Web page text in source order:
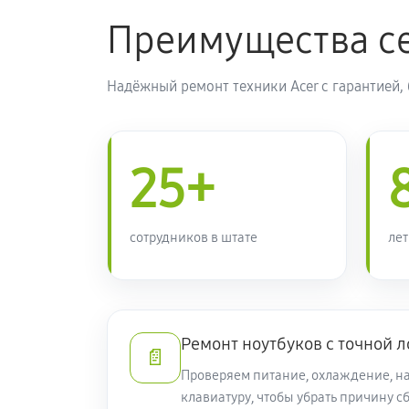
Замена тачпада ноутбука Acer 5
Замена южного моста ноутбука
(NH.Q82ER.008)
Замена вебкамеры ноутбука Acer
Установка драйверов ноутбука
Преимущества
Надёжный ремонт техники Acer с
25+
сотрудников в штате
📄
Ремонт ноутбуков с точной
Проверяем питание, охлаждение,
клавиатуру, чтобы убрать причину